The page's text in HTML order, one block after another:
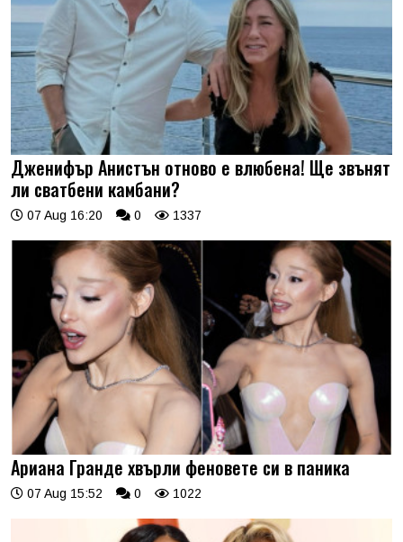
Дженифър Анистън отново е влюбена! Ще звънят
ли сватбени камбани?
07 Aug 16:20 0 1337
Ариана Гранде хвърли феновете си в паника
07 Aug 15:52 0 1022